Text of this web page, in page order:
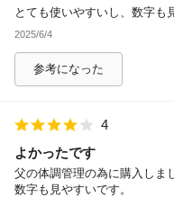
とても使いやすいし、数字も
2025/6/4
参考になった
4
よかったです
父の体調管理の為に購入しま
数字も見やすいです。